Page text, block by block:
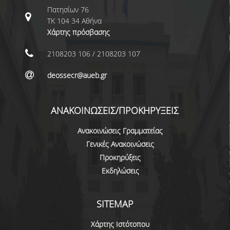
ΜΕΤΑΔΙΔΑΚΤΟΡΕΣ
ΔΙΟΙΚΗΤΙΚΟ ΠΡΟΣΩΠΙΚΟ
ΕΡΓΑΣΤΗΡΙΑΚΟ ΠΡΟΣΩΠΙΚΟ
ΜΗΤΡΩΟ ΓΝΩΣΤΙΚΩΝ ΑΝΤΙΚΕΙΜΕΝΩΝ
ΜΗΤΡΩΑ ΜΕΛΩΝ ΤΜΗΜΑΤΟΣ
ΥΠΟΨΗΦΙΟΙ ΦΟΙΤΗΤΕΣ
ΓΙΑΤΙ ΔΕΟΣ
ΟΙΚΟΝΟΜΙΚΑ ΜΕ ΔΙΕΘΝΗ ΔΙΑΣΤΑΣΗ
Πατησίων 76
ΤΚ 104 34 Αθήνα
Χάρτης πρόσβασης
2108203 106 / 2108203 107
deossecr@aueb.gr
ΑΝΑΚΟΙΝΩΣΕΙΣ/ΠΡΟΚΗΡΥΞΕΙΣ
Ανακοινώσεις Γραμματείας
Γενικές Ανακοινώσεις
Προκηρύξεις
Εκδηλώσεις
SITEMAP
Χάρτης Ιστότοπου